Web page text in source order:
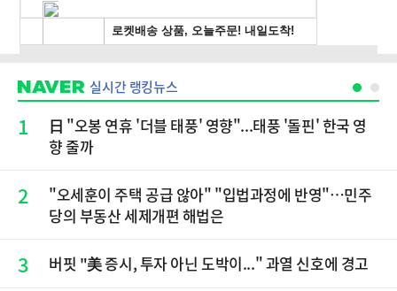
실시간 랭킹뉴스
1
日 "오봉 연휴 '더블 태풍' 영향"...태풍 '돌핀' 한국 영
향 줄까
2
"오세훈이 주택 공급 않아" "입법과정에 반영"…민주
당의 부동산 세제개편 해법은
3 버핏 "美 증시, 투자 아닌 도박이..." 과열 신호에 경고